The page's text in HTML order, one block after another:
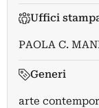
Uffici
PAOLA C.
Generi
arte